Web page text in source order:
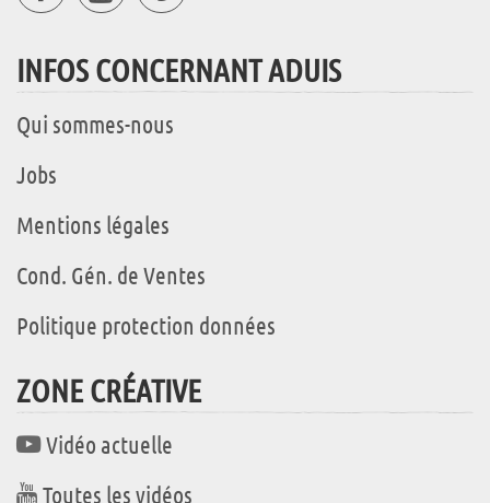
INFOS CONCERNANT ADUIS
Qui sommes-nous
Jobs
Mentions légales
Cond. Gén. de Ventes
Politique protection données
ZONE CRÉATIVE
Vidéo actuelle
Toutes les vidéos